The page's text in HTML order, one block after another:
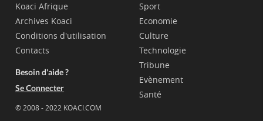
Koaci Afrique
Archives Koaci
Conditions d'utilisation
Contacts
Besoin d'aide ?
Se Connecter
© 2008 - 2022 KOACI.COM
Sport
Economie
Culture
Technologie
Tribune
Evènement
Santé